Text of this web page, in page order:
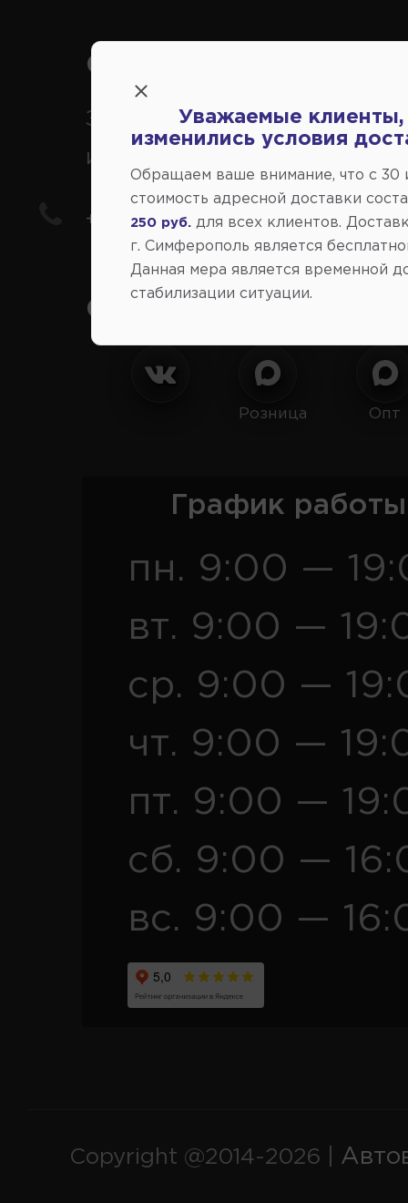
Справочный центр:
Заказ шин, дисков,
иномарки
+7(978) 206-206-8
Социальные сети:
Розница Опт
График
пн. 9:00 —
вт. 9:00 —
ср. 9:00 —
чт. 9:00 —
пт. 9:00 —
сб. 9:00 —
вс. 9:00 —
Copyright @2014-2026 |
Уважаемые клиенты,
изменились условия
Обращаем ваше внимание, что c 30
стоимость адресной доставки
250 руб.
для всех клиентов.
г. Симферополь является
Данная мера является временной
стабилизации ситуации.